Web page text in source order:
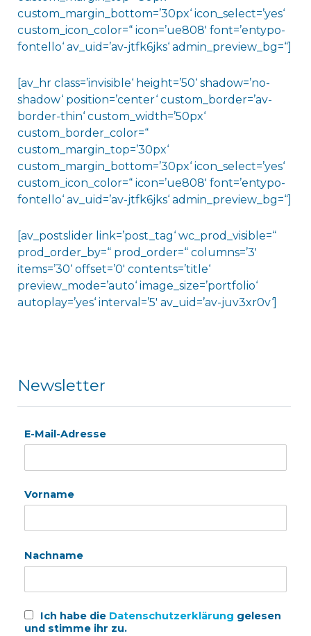
custom_margin_bottom=’30px‘ icon_select=’yes‘
custom_icon_color=“ icon=’ue808′ font=’entypo-
fontello‘ av_uid=’av-jtfk6jks‘ admin_preview_bg=“]
[av_hr class=’invisible‘ height=’50‘ shadow=’no-
shadow‘ position=’center‘ custom_border=’av-
border-thin‘ custom_width=’50px‘
custom_border_color=“
custom_margin_top=’30px‘
custom_margin_bottom=’30px‘ icon_select=’yes‘
custom_icon_color=“ icon=’ue808′ font=’entypo-
fontello‘ av_uid=’av-jtfk6jks‘ admin_preview_bg=“]
[av_postslider link=’post_tag‘ wc_prod_visible=“
prod_order_by=“ prod_order=“ columns=’3′
items=’30‘ offset=’0′ contents=’title‘
preview_mode=’auto‘ image_size=’portfolio‘
autoplay=’yes‘ interval=’5′ av_uid=’av-juv3xr0v‘]
Newsletter
E-Mail-Adresse
Vorname
Nachname
Ich habe die Datenschutzerklärung gelesen
und stimme ihr zu.